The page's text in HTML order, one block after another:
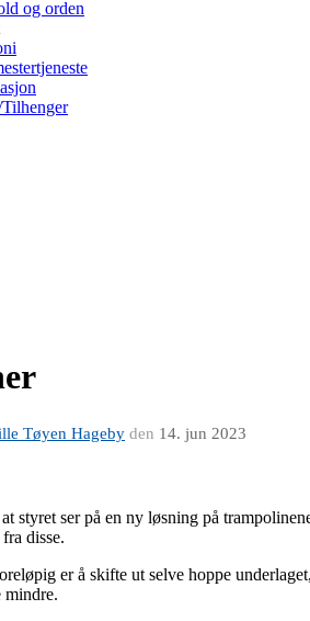
og orden
Tøyen Hageby den 14. jun 2023
styret ser på en ny løsning på
disse.
er å skifte ut selve hoppe
mindre.